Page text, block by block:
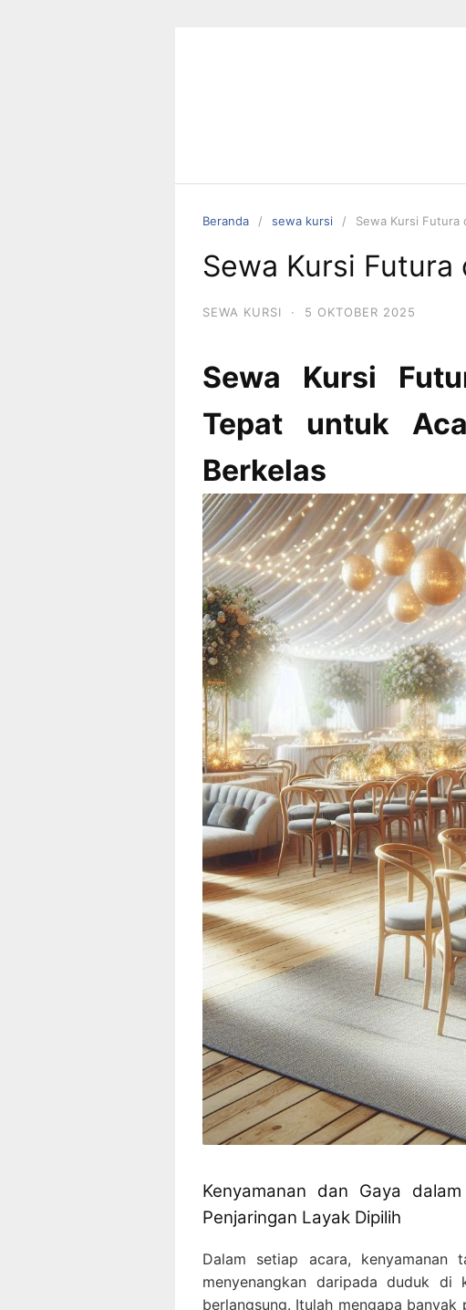
Beranda sewa kursi Sewa Kursi Futura
Sewa Kursi Futura
SEWA KURSI · 5 OKTOBER 2025
Sewa Kursi
Tepat untuk
Berkelas
Kenyamanan dan Gaya
Penjaringan Layak Dipilih
Dalam setiap acara,
menyenangkan daripada duduk
berlangsung. Itulah mengapa